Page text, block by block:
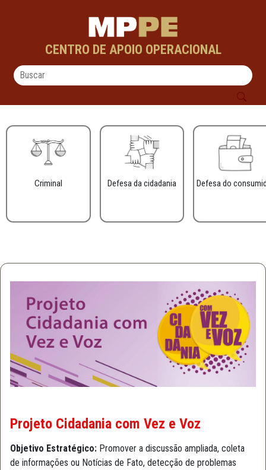
CENTRO DE APOIO OPERACIONAL
Criminal Defesa da cidadania Defesa do
Projeto Cidadania com Vez e Voz
Objetivo Estratégico: Promover a discussão ampliada, coleta
de informações ou Notícias de Fato, detecção de problemas